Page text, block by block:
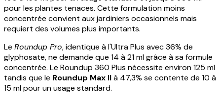
pour les plantes tenaces. Cette formulation moins
concentrée convient aux jardiniers occasionnels mais
requiert des volumes plus importants.
Le Roundup Pro, identique à l'Ultra Plus avec 36% de
glyphosate, ne demande que 14 à 21 ml grâce à sa formule
concentrée. Le Roundup 360 Plus nécessite environ 125 ml
tandis que le Roundup Max IIà 47,3% se contente de 10 à
15 ml pour un usage standard.